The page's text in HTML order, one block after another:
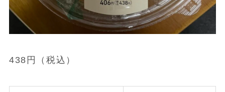
438円（税込）